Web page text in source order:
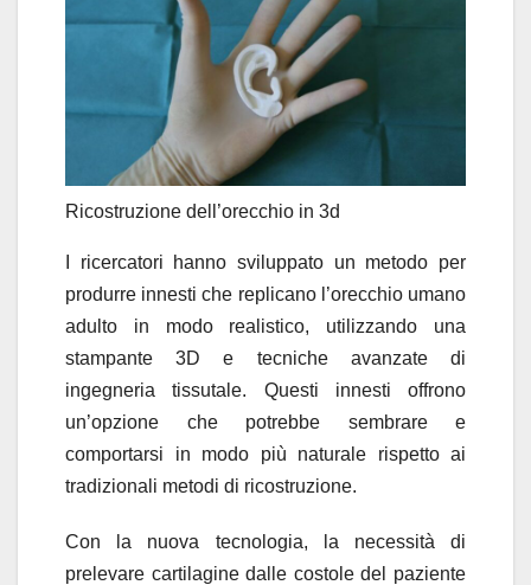
Ricostruzione dell’orecchio in 3d
I ricercatori hanno sviluppato un metodo per
produrre innesti che replicano l’orecchio umano
adulto in modo realistico, utilizzando una
stampante 3D e tecniche avanzate di
ingegneria tissutale. Questi innesti offrono
un’opzione che potrebbe sembrare e
comportarsi in modo più naturale rispetto ai
tradizionali metodi di ricostruzione.
Con la nuova tecnologia, la necessità di
prelevare cartilagine dalle costole del paziente